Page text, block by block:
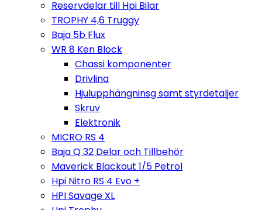
Reservdelar till Hpi Bilar
TROPHY 4,6 Truggy
Baja 5b Flux
WR 8 Ken Block
Chassi komponenter
Drivlina
Hjulupphängninsg samt styrdetaljer
Skruv
Elektronik
MICRO RS 4
Baja Q 32 Delar och Tillbehör
Maverick Blackout 1/5 Petrol
Hpi Nitro RS 4 Evo +
HPI Savage XL